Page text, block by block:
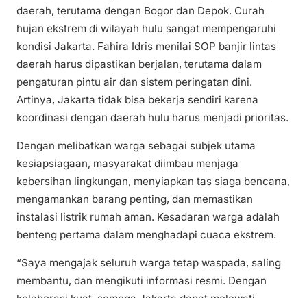
daerah, terutama dengan Bogor dan Depok. Curah
hujan ekstrem di wilayah hulu sangat mempengaruhi
kondisi Jakarta. Fahira Idris menilai SOP banjir lintas
daerah harus dipastikan berjalan, terutama dalam
pengaturan pintu air dan sistem peringatan dini.
Artinya, Jakarta tidak bisa bekerja sendiri karena
koordinasi dengan daerah hulu harus menjadi prioritas.
Dengan melibatkan warga sebagai subjek utama
kesiapsiagaan, masyarakat diimbau menjaga
kebersihan lingkungan, menyiapkan tas siaga bencana,
mengamankan barang penting, dan memastikan
instalasi listrik rumah aman. Kesadaran warga adalah
benteng pertama dalam menghadapi cuaca ekstrem.
“Saya mengajak seluruh warga tetap waspada, saling
membantu, dan mengikuti informasi resmi. Dengan